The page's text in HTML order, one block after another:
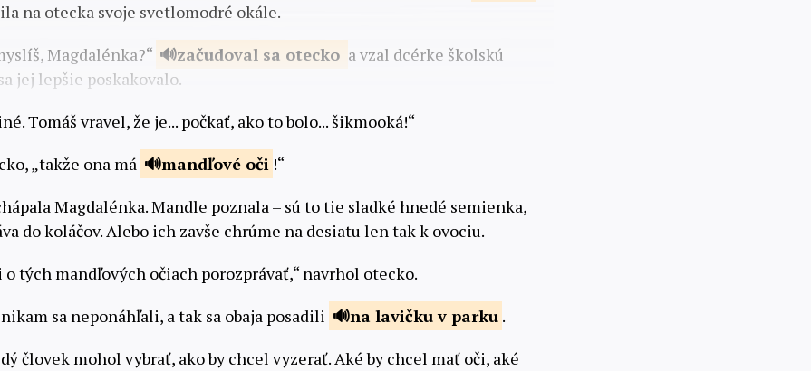
na otecka svoje svetlomodré okále.
Magdalénka?“
začudoval sa otecko a vzal dcérke školskú
jej lepšie poskakovalo.
Tomáš vravel, že je... počkať, ako to bolo... šikmooká!“
„takže ona má
mandľové oči !“
Magdalénka. Mandle poznala – sú to tie sladké hnedé semienka,
do koláčov. Alebo ich zavše chrúme na desiatu len tak k ovociu.
o tých mandľových očiach porozprávať,“ navrhol otecko.
sa neponáhľali, a tak sa obaja posadili
na lavičku v parku .
človek mohol vybrať, ako by chcel vyzerať. Aké by chcel mať oči, aké